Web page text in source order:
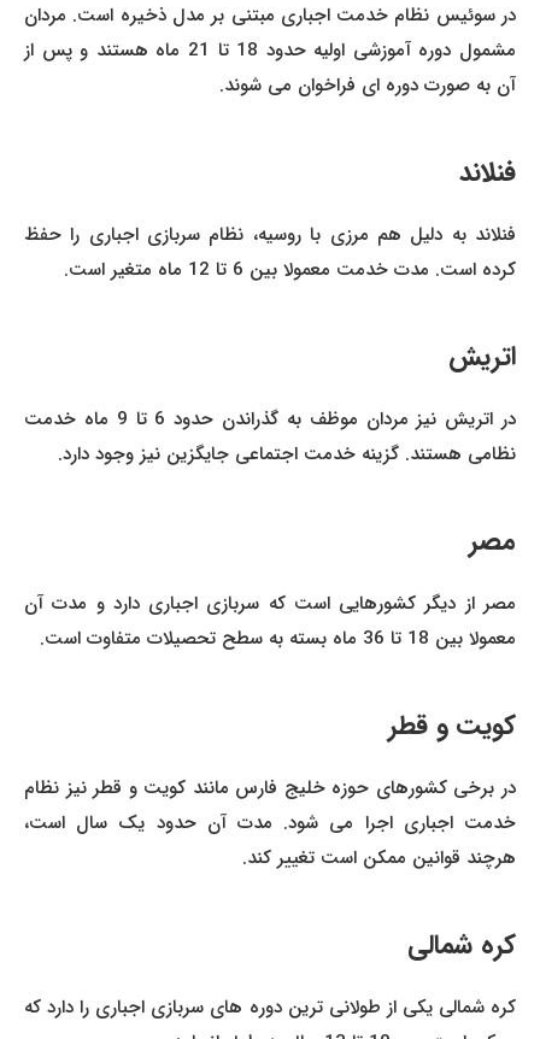
در سوئیس نظام خدمت اجباری مبتنی بر مدل ذخیره است. مردان
مشمول دوره آموزشی اولیه حدود 18 تا 21 ماه هستند و پس از
آن به صورت دوره ای فراخوان می شوند.
فنلاند
فنلاند به دلیل هم مرزی با روسیه، نظام سربازی اجباری را حفظ
کرده است. مدت خدمت معمولا بین 6 تا 12 ماه متغیر است.
اتریش
در اتریش نیز مردان موظف به گذراندن حدود 6 تا 9 ماه خدمت
نظامی هستند. گزینه خدمت اجتماعی جایگزین نیز وجود دارد.
مصر
مصر از دیگر کشورهایی است که سربازی اجباری دارد و مدت آن
معمولا بین 18 تا 36 ماه بسته به سطح تحصیلات متفاوت است.
کویت و قطر
در برخی کشورهای حوزه خلیج فارس مانند کویت و قطر نیز نظام
خدمت اجباری اجرا می شود. مدت آن حدود یک سال است،
هرچند قوانین ممکن است تغییر کند.
کره شمالی
کره شمالی یکی از طولانی ترین دوره های سربازی اجباری را دارد که